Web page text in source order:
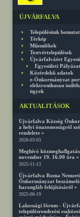
ÚJVÁRFALVA
Településünk
Térkép
Műemlékek
Testvértelepülések
Újvárfalváért
Egyesületi
Közérdekű adatok
e-Önkormányzat
elektronikusan
ügyek
AKTUALITÁSOK
Újvárfalva Község
a helyi önazonosságról
rendelete »
2026-03-03
Meghívó
november 19. 16.00 óra »
2025-11-13
Újvárfalva Roma
Önkormányzat
harangláb felújításáról »
2025-06-19
Lakossági fórum -
településrendezési